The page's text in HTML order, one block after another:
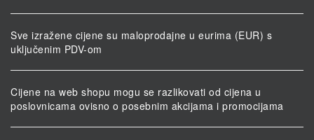
Sve izražene cijene su maloprodajne u eurima (EUR) s
uključenim PDV-om
Cijene na web shopu mogu se razlikovati od cijena u
poslovnicama ovisno o posebnim akcijama i promocijama